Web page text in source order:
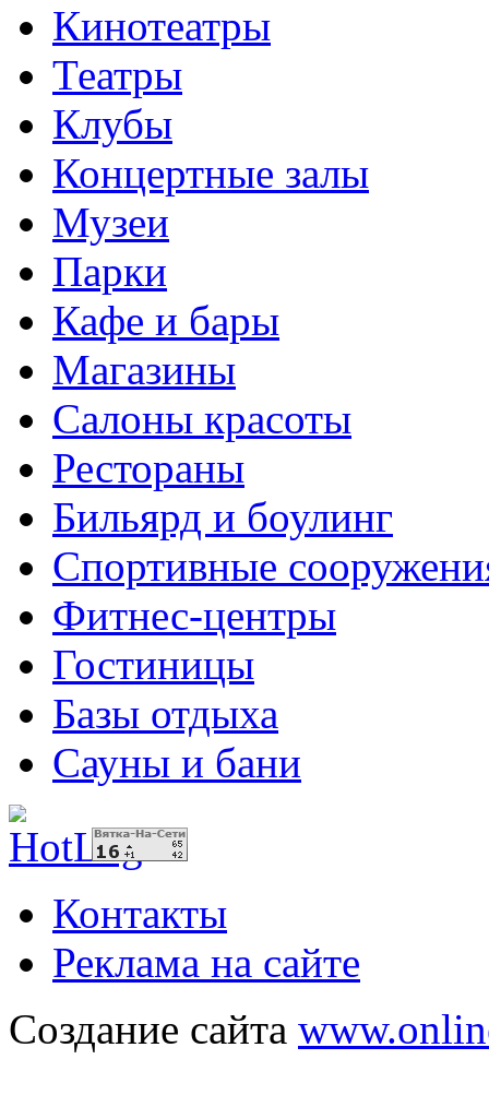
Кинотеатры
Театры
Клубы
Концертные залы
Музеи
Парки
Кафе и бары
Магазины
Салоны красоты
Рестораны
Бильярд и боулинг
Спортивные
Фитнес-центры
Гостиницы
Базы отдыха
Сауны и бани
Контакты
Реклама на сайте
Создание сайта